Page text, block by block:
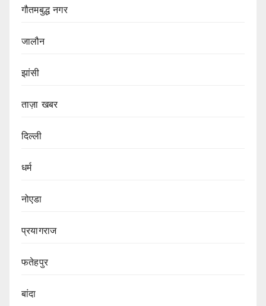
गौतमबुद्ध नगर
जालौन
झांसी
ताज़ा खबर
दिल्ली
धर्म
नोएडा
प्रयागराज
फतेहपुर
बांदा